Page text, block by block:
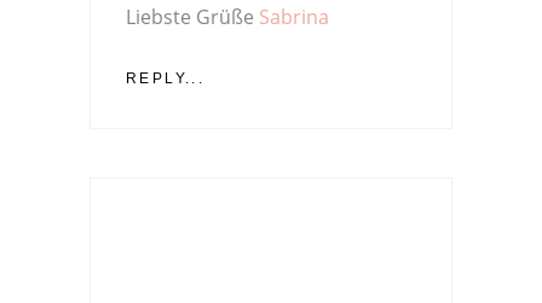
Liebste Grüße Sabrina
REPLY...